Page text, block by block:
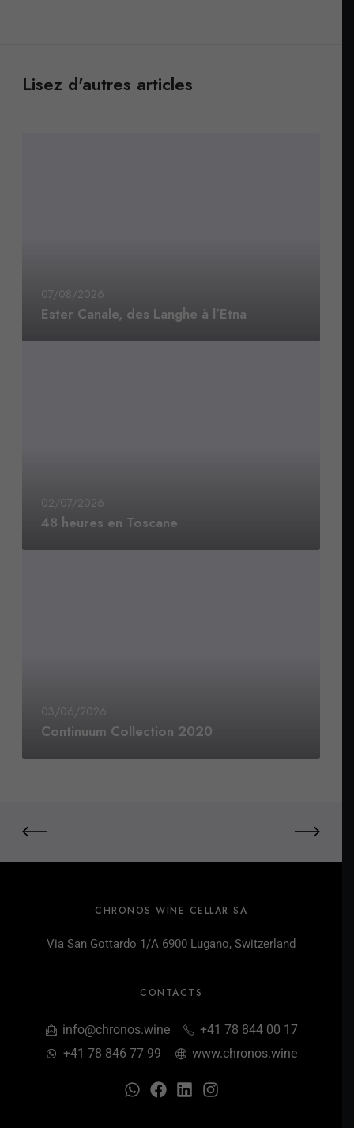
Lisez d'autres articles
07/08/2026
Ester Canale, des Langhe à l’Etna
02/07/2026
48 heures en Toscane
03/06/2026
Continuum Collection 2020
CHRONOS WINE CELLAR SA
Via San Gottardo 1/A 6900 Lugano, Switzerland
CONTACTS
info@chronos.wine
+41 78 844 00 17
+41 78 846 77 99
www.chronos.wine